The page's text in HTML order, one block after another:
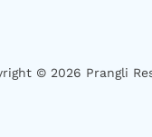
© 2026 Prangli